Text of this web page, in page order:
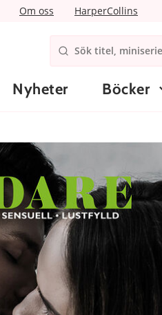
Om oss HarperCollins
Nyheter Böcker